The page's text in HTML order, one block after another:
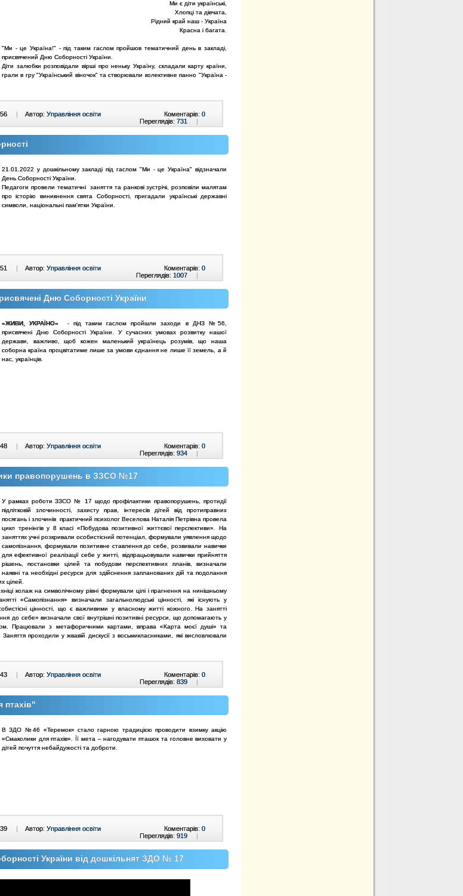
Ми є діти українські,
Хлопці та дівчата,
Рідний край наш - Україна
Красна і багата.
"Ми - це Україна!" - під таким гаслом пройшов тематичний день в закладі,
присвячений Дню Соборності України.
Діти залюбки розповідали вірші про неньку Україну, складали карту країни,
грали в гру "Український віночок" та створювали колективне панно "Україна -
Автор: Управління освіти Коментарів: 0
Переглядів: 731
21.01.2022 у дошкільному закладі під гаслом "Ми - це Україна" відзначали
День Соборності України.
Педагоги провели тематичні заняття та ранкові зустрічі, розповіли малятам
про історію виникнення свята Соборності, пригадали українські державні
символи, національні пам'ятки України.
| Автор: Управління освіти Коментарів: 0
Переглядів: 1007 |
Дню Соборності України
«ЖИВИ, УКРАЇНО» - під таким гаслом пройшли заходи в ДНЗ №56,
присвячені Дню Соборності України. У сучасних умовах розвитку нашої
держави, важливо, щоб кожен маленький українець розумів, що наша
соборна країна процвітатиме лише за умови єднання не лише її земель, а й
нас, українців.
| Автор: Управління освіти Коментарів: 0
Переглядів: 934 |
правопорушень в ЗЗСО №17
У рамках роботи ЗЗСО № 17 щодо профілактики правопорушень, протидії
підлітковій злочинності, захисту прав, інтересів дітей від протиправних
посягань і злочинів практичний психолог Веселова Наталія Петрівна провела
цикл тренінгів у 8 класі «Побудова позитивної життєвої перспективи». На
заняттях учні розкривали особистісний потенціал, формували уявлення щодо
самопізнання, формували позитивне ставлення до себе, розвивали навички
для ефективної реалізації себе у житті, відпрацьовували навички прийняття
рішень, постановки цілей та побудови перспективних планів, визначали
наявні та необхідні ресурси для здійснення запланованих дій та подолання
цілей.
колаж на символічному рівні формували цілі і прагнення на нинішньому
«Самопізнання» визначали загальнолюдські цінності, які існують у
цінності, що є важливими у власному житті кожного. На занятті
до себе» визначали свої внутрішні позитивні ресурси, що допомагають у
Працювали з метафоричними картами, вправа «Карта моєї душі» та
проходили у жвавій дискусії з восьмикласниками, які висловлювали
| Автор: Управління освіти Коментарів: 0
Переглядів: 839 |
птахів"
В ЗДО №46 «Теремок» стало гарною традицією проводити взимку акцію
«Смаколики для птахів». Її мета – нагодувати пташок та головне виховати у
дітей почуття небайдужості та доброти.
| Автор: Управління освіти Коментарів: 0
Переглядів: 919 |
України від дошкільнят ЗДО № 17